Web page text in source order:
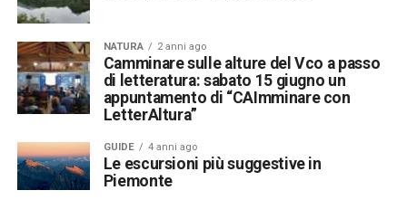
NATURA 2 anni ago
Camminare sulle alture del Vco a passo
di letteratura: sabato 15 giugno un
appuntamento di “CAImminare con
LetterAltura”
GUIDE 4 anni ago
Le escursioni più suggestive in
Piemonte